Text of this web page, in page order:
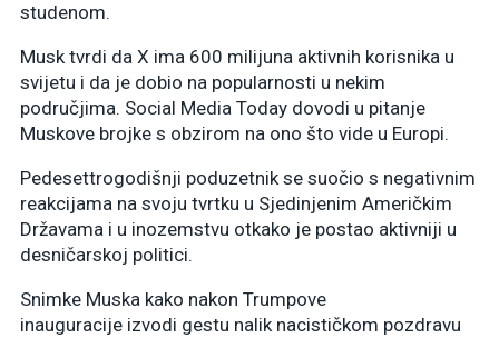
studenom.
Musk tvrdi da X ima 600 milijuna aktivnih korisnika u
svijetu i da je dobio na popularnosti u nekim
područjima. Social Media Today dovodi u pitanje
Muskove brojke s obzirom na ono što vide u Europi.
Pedesettrogodišnji poduzetnik se suočio s negativnim
reakcijama na svoju tvrtku u Sjedinjenim Američkim
Državama i u inozemstvu otkako je postao aktivniji u
desničarskoj politici.
Snimke Muska kako nakon Trumpove
inauguracije izvodi gestu nalik nacističkom pozdravu